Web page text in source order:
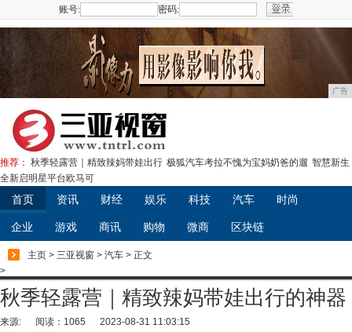
账号: 密码:
广告
推荐： 秋季轻露营｜精致辣妈带娃出行 极狐汽车考拉不愧为宝妈奶爸的遛 智慧新生
全新启明星平台欧马可
首页 资讯 财经 娱乐 科技 汽车 时尚
企业 游戏 商讯 购物 微商 区块链
主页 > 三亚视窗 > 汽车 > 正文
>
秋季轻露营｜精致辣妈带娃出行的神器
来源: 阅读：1065 2023-08-31 11:03:15